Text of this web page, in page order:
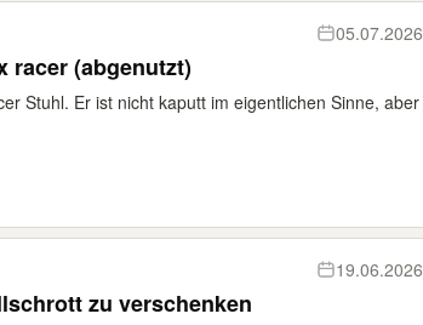
05.07.2026
racer (abgenutzt)
Stuhl. Er ist nicht kaputt im eigentlichen Sinne, aber
19.06.2026
zu verschenken